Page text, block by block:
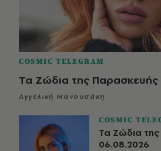
COSMIC TELEGRAM
Τα Ζώδια της Παρασκευής
Αγγελική Μανουσάκη
COSMIC
Τα Ζώδια
06.08.2026